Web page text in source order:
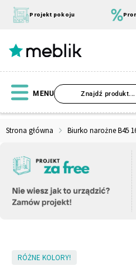
treści
Projekt pokoju
MENU
Strona główna Biurko narożne B45
SkipRÓŻNE KOLORY!
Wszystkie Kolekcje
Szafa
Materace